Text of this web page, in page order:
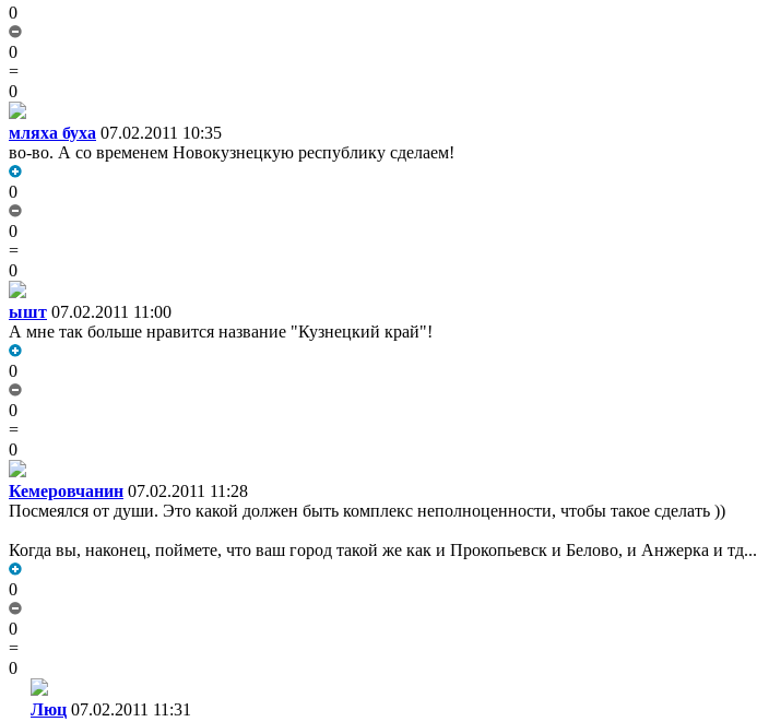
0
0
=
0
мляха буха 07.02.2011 10:35
во-во. А со временем Новокузнецкую республику сделаем!
0
0
=
0
ышт 07.02.2011 11:00
А мне так больше нравится название "Кузнецкий край"!
0
0
=
0
Кемеровчанин 07.02.2011 11:28
Посмеялся от души. Это какой должен быть комплекс неполноценности, чтобы такое сделать ))
Когда вы, наконец, поймете, что ваш город такой же как и Прокопьевск и Белово, и Анжерка и
0
0
=
0
Люц 07.02.2011 11:31